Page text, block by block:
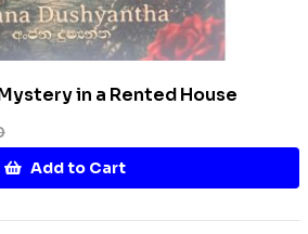
in a Rented House
Add to Cart